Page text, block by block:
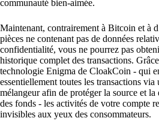
communauté bien-aimée.
Maintenant, contrairement à Bitcoin et à
pièces ne contenant pas de données
confidentialité, vous ne pourrez pas
historique complet des transactions.
technologie Enigma de CloakCoin - qui
essentiellement toutes les transactions via
mélangeur afin de protéger la source et la
des fonds - les activités de votre compte
invisibles aux yeux des consommateurs.